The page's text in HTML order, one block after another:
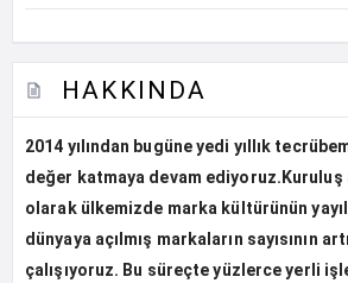
HAKKINDA
2014 yılından bugüne yedi yıllık
değer katmaya devam ediyoruz.Kuruluş
olarak ülkemizde marka kültürünün
dünyaya açılmış markaların sayısının
çalışıyoruz. Bu süreçte yüzlerce yerli